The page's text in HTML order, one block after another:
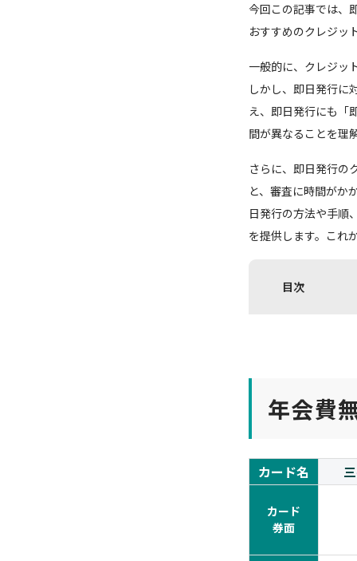
今回この記事では、
おすすめのクレジッ
一般的に、クレジッ
しかし、即日発行に
え、即日発行にも「
間が異なることを理
さらに、即日発行の
と、審査に時間がか
日発行の方法や手順
を提供します。これ
目次
年会費
カード名
カード
券面